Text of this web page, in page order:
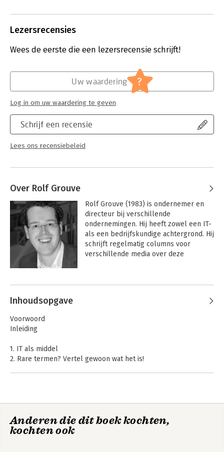
toegankelijk voor ‘niet-IT’ers’.
Lezersrecensies
Wees de eerste die een lezersrecensie schrijft!
Schrijf een recensie
Lees ons recensiebeleid
Uw waardering ?
Log in om uw waardering te geven
Over Rolf Grouve
Rolf Grouve (1983) is ondernemer en
directeur bij verschillende
ondernemingen. Hij heeft zowel een IT-
als een bedrijfskundige achtergrond. Hij
schrijft regelmatig columns voor
verschillende media over deze
meerdere boeken geschreven over
Inhoudsopgave
Voorwoord
Inleiding
1. IT als middel
2. Rare termen? Vertel gewoon wat het is!
8. En nu?
9. Aanpak bij fusies en overnames
Anderen die dit boek kochten,
kochten ook